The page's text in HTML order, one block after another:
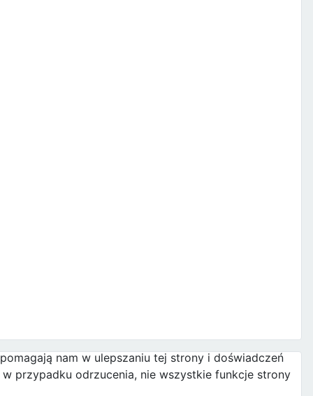
nam w ulepszaniu tej strony i doświadczeń
przypadku odrzucenia, nie wszystkie funkcje strony